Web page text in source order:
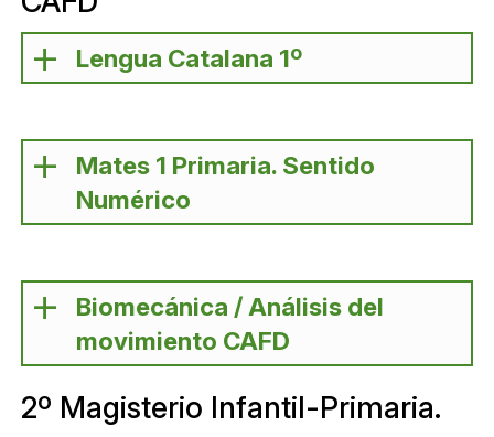
Lengua Catalana 1º
Mates 1 Primaria. Sentido
Numérico
Biomecánica / Análisis del
movimiento CAFD
2º Magisterio Infantil-Primaria.